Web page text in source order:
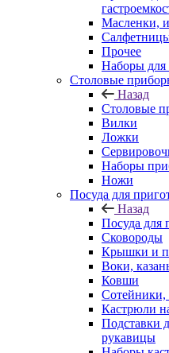
Масленки,
Прочее
Наборы для
Столовые
Назад
Столовые
Вилки
Ложки
Наборы
Ножи
Посуда для
Назад
Посуда для
Сковороды
Крышки и
Воки,
Ковши
Сотейники,
Кастрюли
Подставки
рукавицы